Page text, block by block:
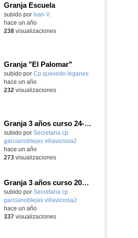
Granja Escuela
Contenido educativo.
subido por Ivan V.
hace un año
238visualizaciones
Granja "El Palomar"
Contenido educativo.
subido por Cp quevedo leganes-
hace un año
232 visualizaciones
Granja 3 años curso 24-25 2° Álbum
Contenido educativo.
subido por Secretaria cp
garcianoblejas villaviciosa2
hace un año
273visualizaciones
Granja 3 años curso 2024-25
Contenido educativo.
subido por Secretaria cp
garcianoblejas villaviciosa2
hace un año
337visualizaciones